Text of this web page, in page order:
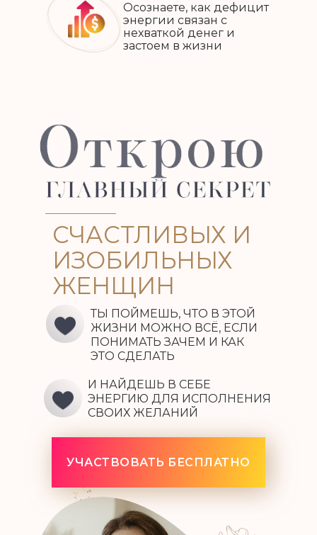
Осознаете, как дефицит
энергии связан с
нехваткой денег и
застоем в жизни
СЧАСТЛИВЫХ И
ИЗОБИЛЬНЫХ
ЖЕНЩИН
ТЫ ПОЙМЕШЬ, ЧТО В ЭТОЙ
ЖИЗНИ МОЖНО ВСЁ, ЕСЛИ
ПОНИМАТЬ ЗАЧЕМ И КАК
ЭТО СДЕЛАТЬ
И НАЙДЕШЬ В СЕБЕ
ЭНЕРГИЮ ДЛЯ ИСПОЛНЕНИЯ
СВОИХ ЖЕЛАНИЙ
УЧАСТВОВАТЬ БЕСПЛАТНО